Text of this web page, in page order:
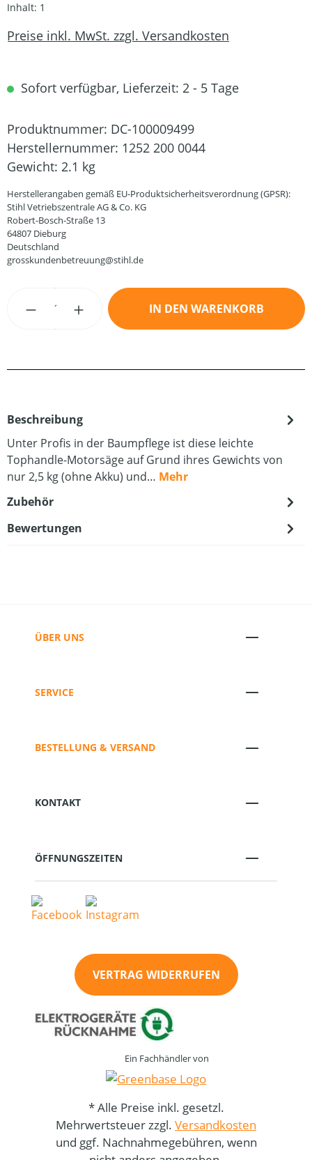
Inhalt: 1
Preise inkl. MwSt. zzgl. Versandkosten
Sofort verfügbar, Lieferzeit: 2 - 5 Tage
Produktnummer: DC-100009499
Herstellernummer: 1252 200 0044
Gewicht: 2.1 kg
Herstellerangaben gemäß EU-Produktsicherheitsverordnung (GPSR):
Stihl Vetriebszentrale AG & Co. KG
Robert-Bosch-Straße 13
64807 Dieburg
Deutschland
grosskundenbetreuung@stihl.de
Produkt Anzahl: Gib den gewünschten
IN DEN WARENKORB
Beschreibung
Unter Profis in der Baumpflege ist diese leichte
Tophandle-Motorsäge auf Grund ihres Gewichts von
nur 2,5 kg (ohne Akku) und… Mehr
Zubehör
Bewertungen
ÜBER UNS
SERVICE
BESTELLUNG & VERSAND
KONTAKT
ÖFFNUNGSZEITEN
VERTRAG WIDERRUFEN
Ein Fachhändler von
* Alle Preise inkl. gesetzl.
Mehrwertsteuer zzgl. Versandkosten
und ggf. Nachnahmegebühren, wenn